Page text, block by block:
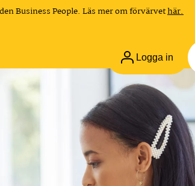
Business People. Läs mer om förvärvethär.
Logga in